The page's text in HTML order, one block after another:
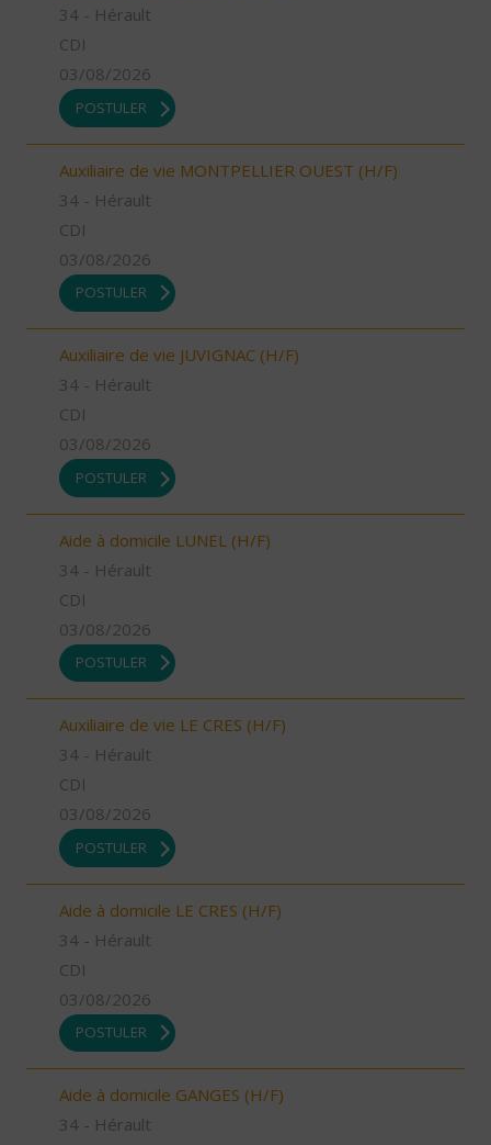
34 - Hérault
CDI
03/08/2026
POSTULER
Auxiliaire de vie MONTPELLIER OUEST (H/F)
34 - Hérault
CDI
03/08/2026
POSTULER
Auxiliaire de vie JUVIGNAC (H/F)
34 - Hérault
CDI
03/08/2026
POSTULER
Aide à domicile LUNEL (H/F)
34 - Hérault
CDI
03/08/2026
POSTULER
Auxiliaire de vie LE CRES (H/F)
34 - Hérault
CDI
03/08/2026
POSTULER
Aide à domicile LE CRES (H/F)
34 - Hérault
CDI
03/08/2026
POSTULER
Aide à domicile GANGES (H/F)
34 - Hérault